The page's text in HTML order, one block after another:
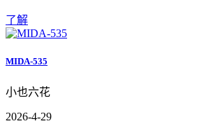
了解
MIDA-535
小也六花
2026-4-29